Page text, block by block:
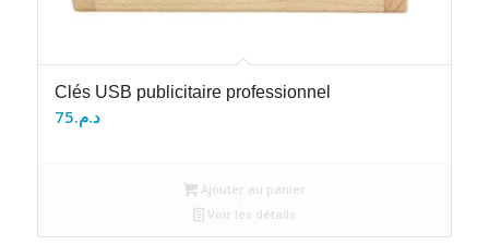
Clés USB publicitaire professionnel
د.م.75
Ajouter au panier
Voir les détails